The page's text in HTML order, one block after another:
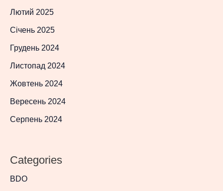
Лютий 2025
Січень 2025
Грудень 2024
Листопад 2024
Жовтень 2024
Вересень 2024
Серпень 2024
Categories
BDO